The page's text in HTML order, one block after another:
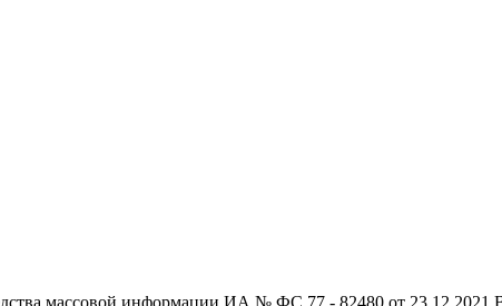
массовой информации ИА № ФС 77 - 82480 от 23.12.2021